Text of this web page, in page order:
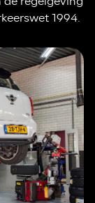
1994.